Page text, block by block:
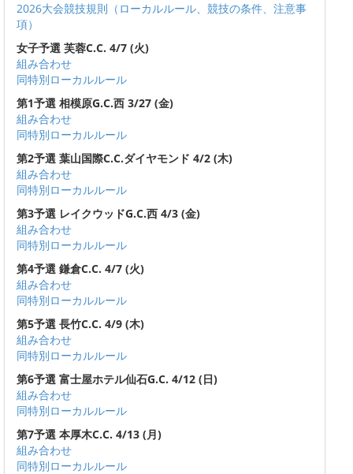
2026大会競技規則（ローカルルール、競技の条件、注意事
項）
女子予選 芙蓉C.C. 4/7 (火)
組み合わせ
同特別ローカルルール
第1予選 相模原G.C.西 3/27 (金)
組み合わせ
同特別ローカルルール
第2予選 葉山国際C.C.ダイヤモンド 4/2 (木)
組み合わせ
同特別ローカルルール
第3予選 レイクウッドG.C.西 4/3 (金)
組み合わせ
同特別ローカルルール
第4予選 鎌倉C.C. 4/7 (火)
組み合わせ
同特別ローカルルール
第5予選 長竹C.C. 4/9 (木)
組み合わせ
同特別ローカルルール
第6予選 富士屋ホテル仙石G.C. 4/12 (日)
組み合わせ
同特別ローカルルール
第7予選 本厚木C.C. 4/13 (月)
組み合わせ
同特別ローカルルール